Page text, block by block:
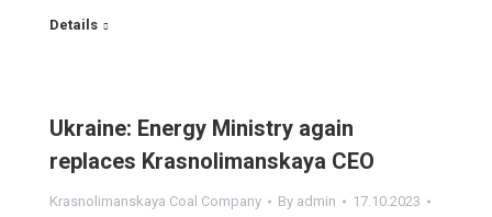
Details
Ukraine: Energy Ministry again
replaces Krasnolimanskaya CEO
Krasnolimanskaya Coal Company By admin
17.10.2023